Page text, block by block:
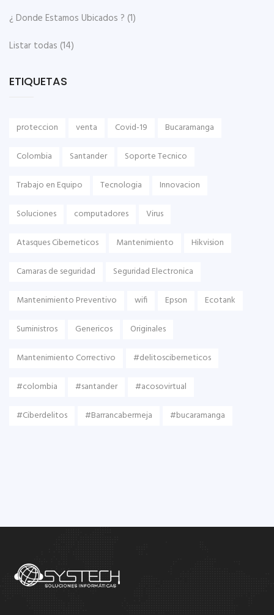
¿ Donde Estamos Ubicados ? (1)
Listar todas (14)
ETIQUETAS
proteccion venta Covid-19 Bucaramanga
Colombia Santander Soporte Tecnico
Trabajo en Equipo Tecnologia Innovacion
Soluciones computadores Virus
Atasques Ciberneticos Mantenimiento Hikvision
Camaras de seguridad Seguridad Electronica
Mantenimiento Preventivo wifi Epson Ecotank
Suministros Genericos Originales
Mantenimiento Correctivo #delitosciberneticos
#colombia #santander #acosovirtual
#Ciberdelitos #Barrancabermeja #bucaramanga